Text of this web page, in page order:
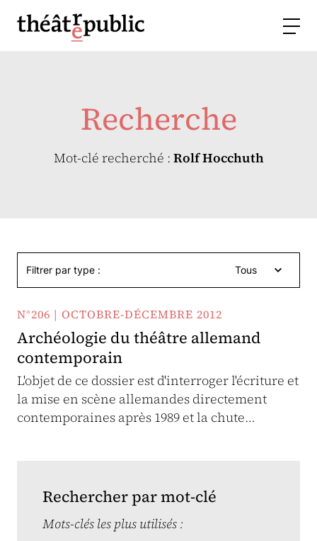
Recherche
Mot-clé recherché : Rolf Hocchuth
Filtrer par type : Tous
N°206 | OCTOBRE-DÉCEMBRE 2012
Archéologie du théâtre allemand
contemporain
L'objet de ce dossier est d'interroger l'écriture et
la mise en scène allemandes directement
contemporaines après 1989 et la chute…
Rechercher par mot-clé
Mots-clés les plus utilisés :